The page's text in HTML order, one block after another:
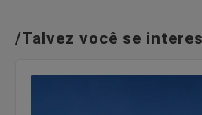
/Talvez você se